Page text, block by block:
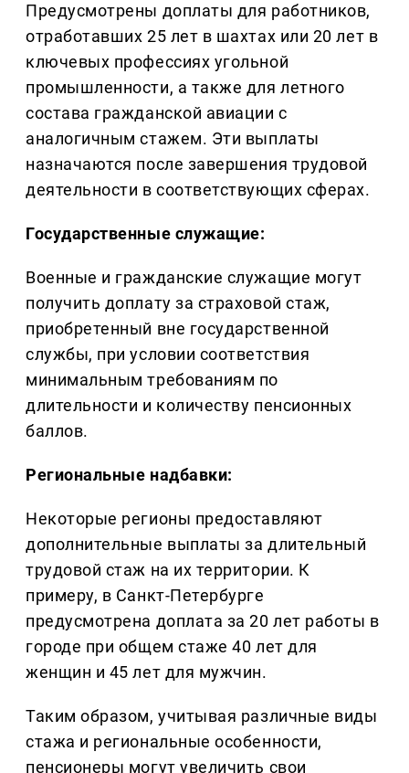
Предусмотрены доплаты для работников,
отработавших 25 лет в шахтах или 20 лет в
ключевых профессиях угольной
промышленности, а также для летного
состава гражданской авиации с
аналогичным стажем. Эти выплаты
назначаются после завершения трудовой
деятельности в соответствующих сферах.
Государственные служащие:
Военные и гражданские служащие могут
получить доплату за страховой стаж,
приобретенный вне государственной
службы, при условии соответствия
минимальным требованиям по
длительности и количеству пенсионных
баллов.
Региональные надбавки:
Некоторые регионы предоставляют
дополнительные выплаты за длительный
трудовой стаж на их территории. К
примеру, в Санкт-Петербурге
предусмотрена доплата за 20 лет работы в
городе при общем стаже 40 лет для
женщин и 45 лет для мужчин.
Таким образом, учитывая различные виды
стажа и региональные особенности,
пенсионеры могут увеличить свои